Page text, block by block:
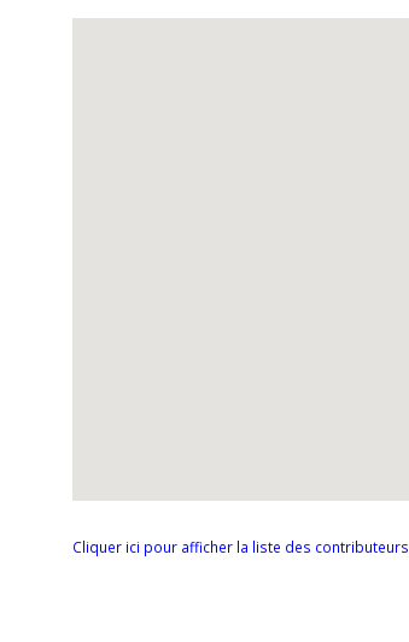
Cliquer ici pour afficher la liste des contributeurs